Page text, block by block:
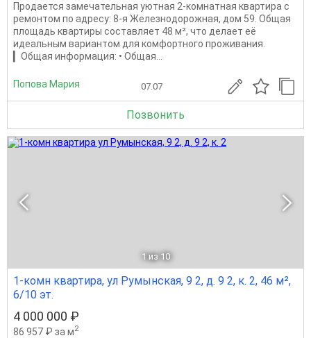
Продается замечательная уютная 2-комнатная квартира с
ремонтом по адресу: 8-я Железнодорожная, дом 59. Общая
площадь квартиры составляет 48 м², что делает её
идеальным вариантом для комфортного проживания.
▎Общая информация: • Общая...
Попова Мария 07.07
Позвонить
1 из 10
1-комн квартира, ул Румынская, 9 2, д. 9 2, к. 2, 46 м²,
6/10 эт.
4 000 000 ₽
86 957 ₽ за м2